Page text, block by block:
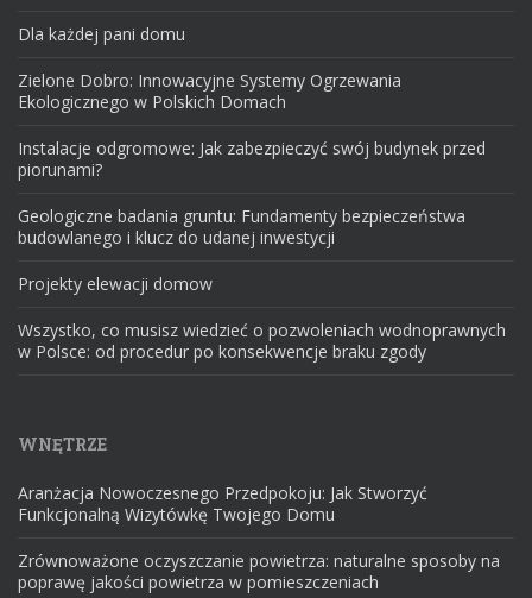
Dla każdej pani domu
Zielone Dobro: Innowacyjne Systemy Ogrzewania
Ekologicznego w Polskich Domach
Instalacje odgromowe: Jak zabezpieczyć swój budynek przed
piorunami?
Geologiczne badania gruntu: Fundamenty bezpieczeństwa
budowlanego i klucz do udanej inwestycji
Projekty elewacji domow
Wszystko, co musisz wiedzieć o pozwoleniach wodnoprawnych
w Polsce: od procedur po konsekwencje braku zgody
WNĘTRZE
Aranżacja Nowoczesnego Przedpokoju: Jak Stworzyć
Funkcjonalną Wizytówkę Twojego Domu
Zrównoważone oczyszczanie powietrza: naturalne sposoby na
poprawę jakości powietrza w pomieszczeniach